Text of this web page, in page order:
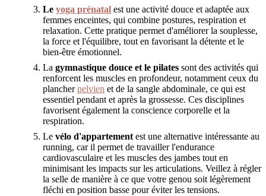
Le yoga prénatal est une activité douce et adaptée aux
femmes enceintes, qui combine postures, respiration et
relaxation. Cette pratique permet d'améliorer la souplesse,
la force et l'équilibre, tout en favorisant la détente et le
bien-être émotionnel.
La gymnastique douce et le pilates sont des activités qui
renforcent les muscles en profondeur, notamment ceux du
plancherpelvien et de la sangle abdominale, ce qui est
essentiel pendant et après la grossesse. Ces disciplines
favorisent également la conscience corporelle et la
respiration.
Le vélo d'appartement est une alternative intéressante au
running, car il permet de travailler l'endurance
cardiovasculaire et les muscles des jambes tout en
minimisant les impacts sur les articulations. Veillez à régler
la selle de manière à ce que votre genou soit légèrement
fléchi en position basse pour éviter les tensions.